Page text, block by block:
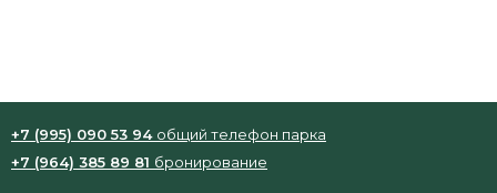
+7 (995) 090 53 94 общий телефон парка
+7 (964) 385 89 81 бронирование